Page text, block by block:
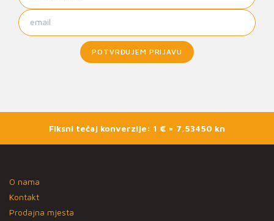
POTVRĐUJEM PRIJAVU
Fiksni tečaj konverzije: 1 € = 7,53450 kn
O nama
Kontakt
Prodajna mjesta